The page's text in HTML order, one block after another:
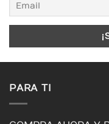
se
pueden
de
PARA TI